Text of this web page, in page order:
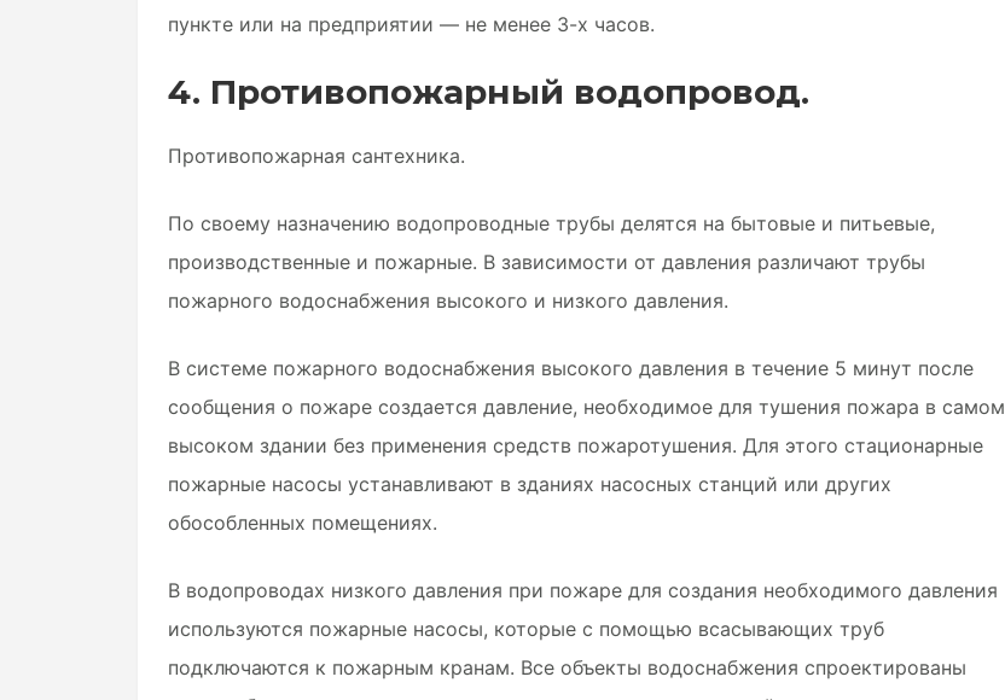
пункте или на предприятии — не менее 3-х часов.
4. Противопожарный водопровод.
Противопожарная сантехника.
По своему назначению водопроводные трубы делятся на бытовые и питьевые,
производственные и пожарные. В зависимости от давления различают трубы
пожарного водоснабжения высокого и низкого давления.
В системе пожарного водоснабжения высокого давления в течение 5 минут после
сообщения о пожаре создается давление, необходимое для тушения пожара в самом
высоком здании без применения средств пожаротушения. Для этого стационарные
пожарные насосы устанавливают в зданиях насосных станций или других
обособленных помещениях.
В водопроводах низкого давления при пожаре для создания необходимого давления
используются пожарные насосы, которые с помощью всасывающих труб
подключаются к пожарным кранам. Все объекты водоснабжения спроектированы